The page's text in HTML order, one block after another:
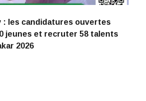
: les candidatures ouvertes
jeunes et recruter 58 talents
2026